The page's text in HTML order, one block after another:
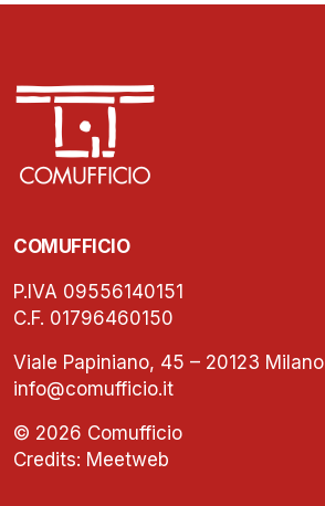
COMUFFICIO
P.IVA 09556140151
C.F. 01796460150
Viale Papiniano, 45 – 20123 Milano
info@comufficio.it
© 2026 Comufficio
Credits: Meetweb